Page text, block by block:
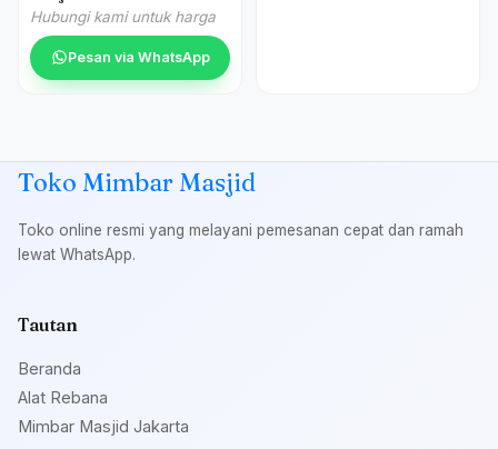
Jepara
Hubungi kami untuk harga
Pesan via WhatsApp
Toko Mimbar Masjid
Toko online resmi yang melayani pemesanan cepat dan ramah
lewat WhatsApp.
Tautan
Beranda
Alat Rebana
Mimbar Masjid Jakarta